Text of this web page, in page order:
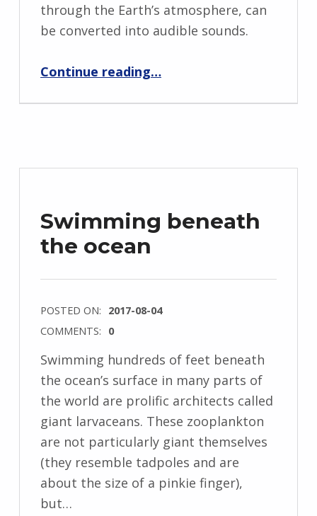
through the Earth’s atmosphere, can
be converted into audible sounds.
Continue reading…
Swimming beneath
the ocean
POSTED ON: 2017-08-04
COMMENTS: 0
Swimming hundreds of feet beneath
the ocean’s surface in many parts of
the world are prolific architects called
giant larvaceans. These zooplankton
are not particularly giant themselves
(they resemble tadpoles and are
about the size of a pinkie finger),
but…